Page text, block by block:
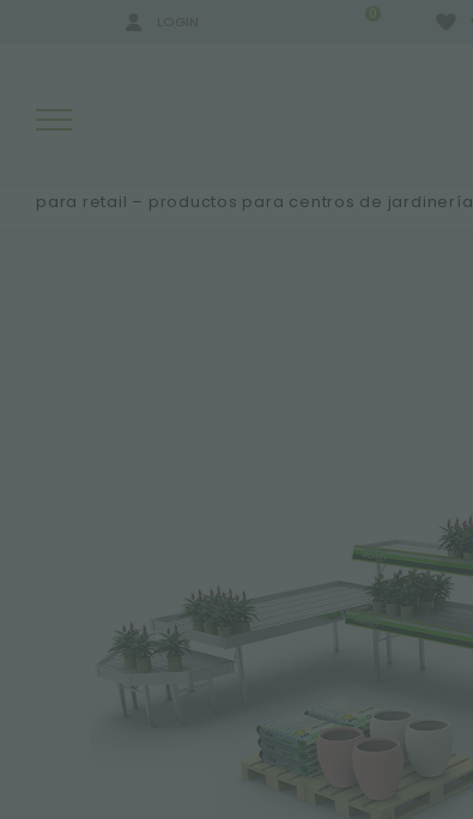
0
para retail – productos para centros de jardinería